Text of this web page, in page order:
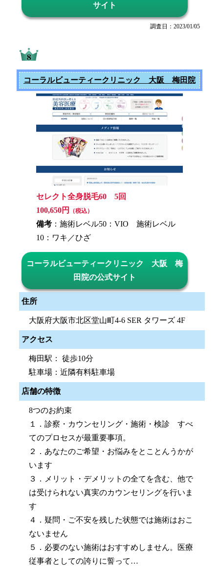
サイト
調査日：2023/01/05
コーラルビューティークリニック 大阪 梅田院
セレクト全身脱毛60 5回
100,650円
（税込）
備考 ：施術レベル50：VIO 施術レベル
10：ワキ／ひざ
コーラルビューティークリニック 大阪 梅
田院の公式サイト
住所
大阪府大阪市北区堂山町4-6 SER タワーズ 4F
アクセス
梅田駅： 徒歩10分
駐車場：近隣有料駐車場
店舗の特徴
8つのお約束
１．診察・カウンセリング・施術・検診 すべ
てのプロセスが最重要事項。
２．あなたのご希望・お悩みをとことんうかが
います
３．メリット・デメリットの全てを含む、他で
は受けられない真実のカウンセリングを行いま
す
４．疑問・ご不安を残した状態では施術はおこ
ないません
５．必要のない施術はおすすめしません。医療
従事者としての誇りに誓って…